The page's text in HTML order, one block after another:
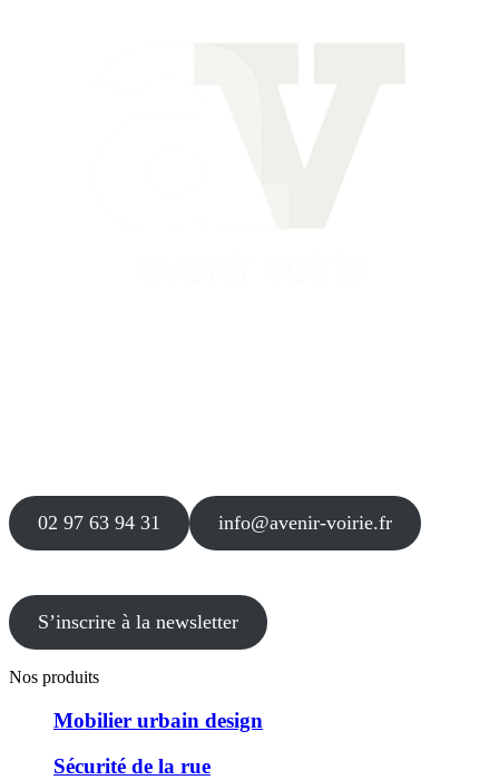
02 97 63 94 31 info@avenir-voirie.fr
S’inscrire à la newsletter
Nos produits
Mobilier urbain design
Sécurité de la rue